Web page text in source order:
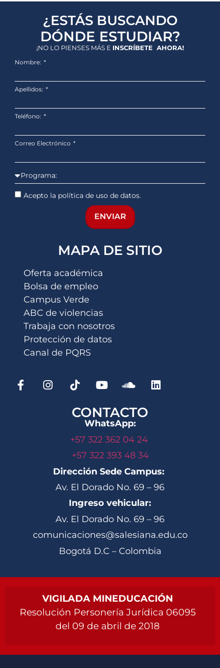
¿ESTÁS BUSCANDO
DÓNDE ESTUDIAR?
¡NO LO PIENSES MÁS E INSCRÍBETE AHORA!
Nombre:
Apellidos:
Teléfono:
Correo Electrónico
Acepto la política de uso de datos.
ENVIAR
MAPA DE SITIO
Oferta académica
Bolsa de empleo
Campus Verde
ABC de violencias
Trabaja con nosotros
Protección de datos
Canal de PQRS
CONTACTO
WhatsApp:
+57 322 362 04 24
+57 322 393 48 34
Dirección Sede Campus:
Av. El Dorado No. 69 – 96
Ingreso vehicular:
Av. El Dorado No. 69 – 96
comunicaciones@salesiana.edu.co
Bogotá D.C – Colombia
VIGILADA MINEDUCACIÓN
Resolución Personería Jurídica 06095
del 09 de abril de 2018